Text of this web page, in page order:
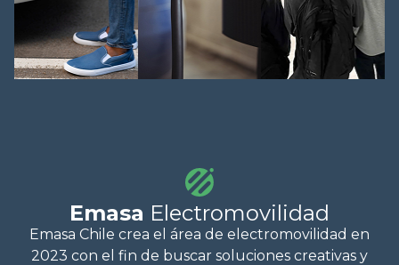
Emasa Electromovilidad
Emasa Chile crea el área de electromovilidad en
2023 con el fin de buscar soluciones creativas y